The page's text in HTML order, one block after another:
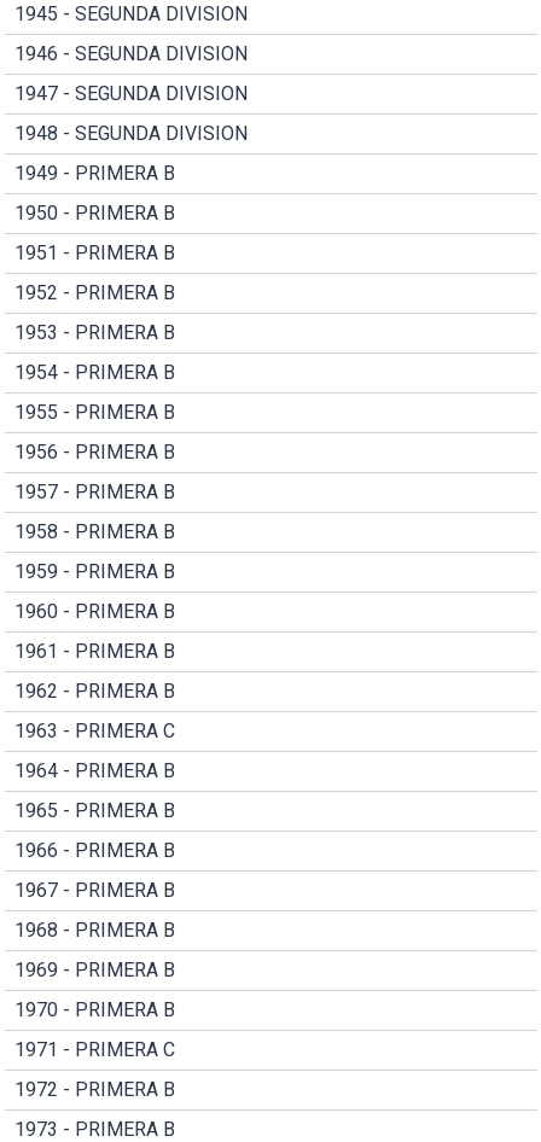
1945 - SEGUNDA DIVISION
1946 - SEGUNDA DIVISION
1947 - SEGUNDA DIVISION
1948 - SEGUNDA DIVISION
1949 - PRIMERA B
1950 - PRIMERA B
1951 - PRIMERA B
1952 - PRIMERA B
1953 - PRIMERA B
1954 - PRIMERA B
1955 - PRIMERA B
1956 - PRIMERA B
1957 - PRIMERA B
1958 - PRIMERA B
1959 - PRIMERA B
1960 - PRIMERA B
1961 - PRIMERA B
1962 - PRIMERA B
1963 - PRIMERA C
1964 - PRIMERA B
1965 - PRIMERA B
1966 - PRIMERA B
1967 - PRIMERA B
1968 - PRIMERA B
1969 - PRIMERA B
1970 - PRIMERA B
1971 - PRIMERA C
1972 - PRIMERA B
1973 - PRIMERA B